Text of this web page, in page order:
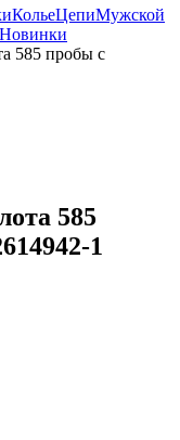
КольеЦепиМужской
Новинки
585 пробы с
585
1